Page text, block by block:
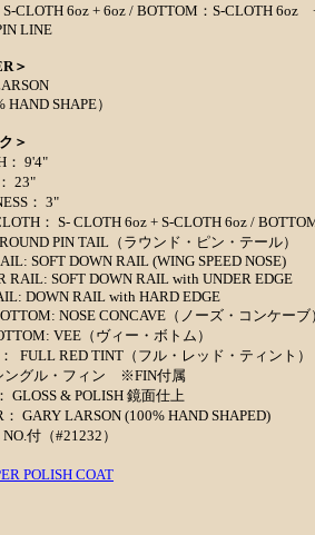
CLOTH 6oz + 6oz / BOTTOM：S-CLOTH 6oz
LINE
＞
SHAPE）
＞
： 9'4"
23"
： 3"
： S- CLOTH 6oz + S-CLOTH 6oz /
PIN TAIL（ラウンド・ピン・テール）
SOFT DOWN RAIL (WING SPEED NOSE)
RAIL: SOFT DOWN RAIL with UNDER EDGE
DOWN RAIL with HARD EDGE
NOSE CONCAVE（ノーズ・コンケーブ
VEE（ヴィー・ボトム）
FULL RED TINT（フル・レッド・ティント）
ングル・フィン ※FIN付属
GLOSS & POLISH 鏡面仕上
： GARY LARSON (100% HAND SHAPED)
付（#21232）
POLISH COAT